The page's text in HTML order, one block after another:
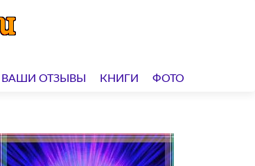
ВАШИ ОТЗЫВЫ КНИГИ ФОТО